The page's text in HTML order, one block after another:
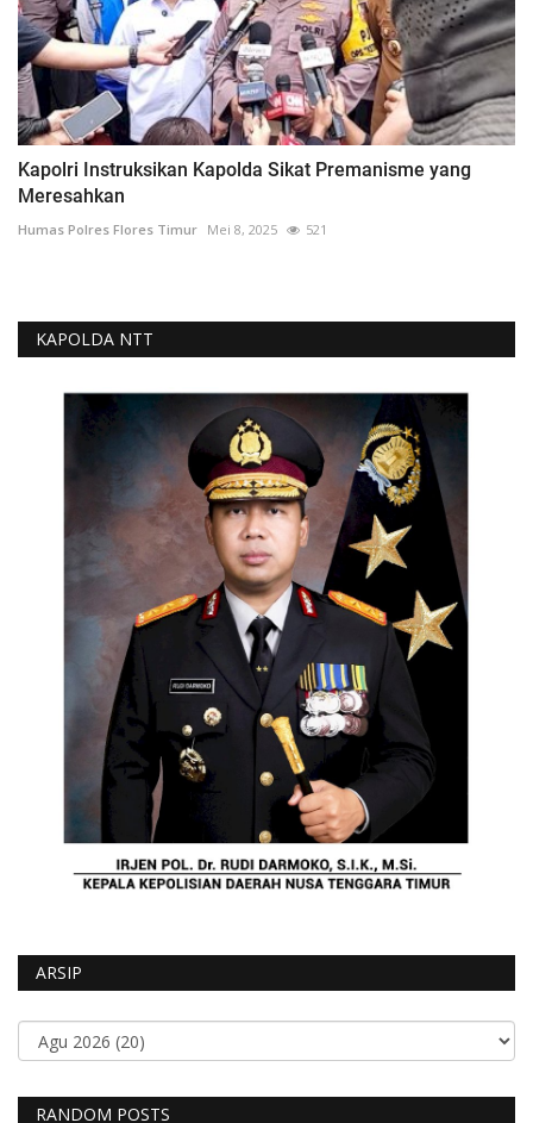
Kapolri Instruksikan Kapolda Sikat Premanisme yang
Meresahkan
Humas Polres Flores Timur Mei 8, 2025 521
KAPOLDA NTT
ARSIP
RANDOM POSTS